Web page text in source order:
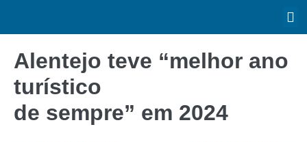
Alentejo teve “melhor ano
turístico
de sempre” em 2024